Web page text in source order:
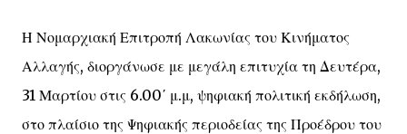
Η Νομαρχιακή Επιτροπή Λακωνίας του Κινήματος
Αλλαγής, διοργάνωσε με μεγάλη επιτυχία τη Δευτέρα,
31 Μαρτίου στις 6.00΄ μ.μ, ψηφιακή πολιτική εκδήλωση,
στο πλαίσιο της Ψηφιακής περιοδείας της Προέδρου του